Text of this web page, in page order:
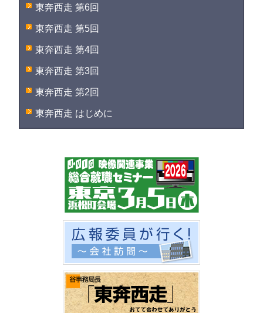
東奔西走 第6回
東奔西走 第5回
東奔西走 第4回
東奔西走 第3回
東奔西走 第2回
東奔西走 はじめに